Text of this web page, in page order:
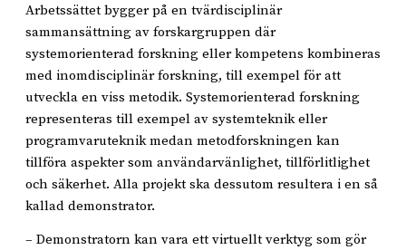
Arbetssättet bygger på en tvärdisciplinär
sammansättning av forskargruppen där
systemorienterad forskning eller kompetens kombineras
med inomdisciplinär forskning, till exempel för att
utveckla en viss metodik. Systemorienterad forskning
representeras till exempel av systemteknik eller
programvaruteknik medan metodforskningen kan
tillföra aspekter som användarvänlighet, tillförlitlighet
och säkerhet. Alla projekt ska dessutom resultera i en så
kallad demonstrator.
– Demonstratorn kan vara ett virtuellt verktyg som gör